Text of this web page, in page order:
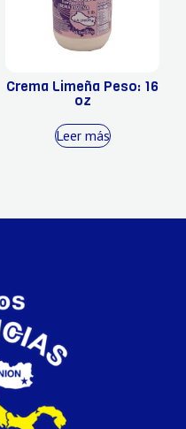
Crema Limeña Peso: 16
oz
Leer más